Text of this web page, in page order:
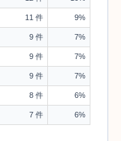
11 件 9%
9 件 7%
9 件 7%
9 件 7%
8 件 6%
7 件 6%